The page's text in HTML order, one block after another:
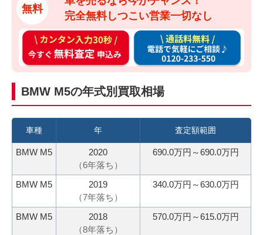
無料
完全無料しつこい営業一切なし
カ
ン
タ
入
0
秒
今
す
ぐ
無
通
料
無
料
話
気
に
BMW M5の年式別買取相場
車種 年 査定額範囲
BMW M5
2020
（6年落ち）
690.0万円～690.0万円
BMW M5
2019
（7年落ち）
340.0万円～630.0万円
BMW M5
2018
（8年落ち）
570.0万円～615.0万円